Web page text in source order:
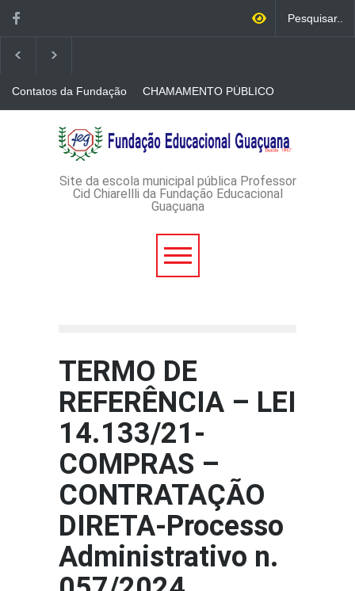
Contatos da Fundação
CHAMAMENTO PÚBLICO
CREDENCIAMENTO DE
IMPRESSOS
AVISO DE DISPENSA DE
LICITAÇÃO - DISPENSA DE
LICITAÇÃO Nº 53/2026-
ADMINISTRATIVO Nº
Site da escola municipal pública Professor
Cid Chiarellli da Fundação Educacional
Guaçuana
TERMO DE
REFERÊNCIA – LEI
14.133/21-
COMPRAS –
CONTRATAÇÃO
DIRETA-Processo
Administrativo n.